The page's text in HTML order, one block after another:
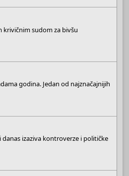
krivičnim sudom za bivšu
godina. Jedan od najznačajnijih
izaziva kontroverze i političke